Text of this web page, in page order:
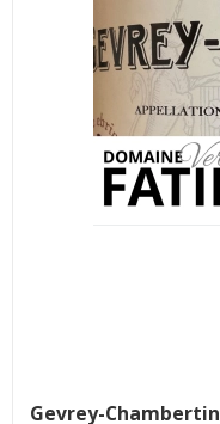
Gevrey-Chambertin